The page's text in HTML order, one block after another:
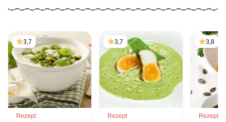
3,7
Rezept
3,7
Rezept
3,8
Rezept